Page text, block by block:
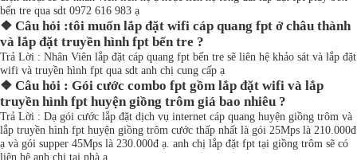
bến tre qua sdt 0972 616 983 ạ
❖ Câu hỏi :tôi muốn lắp đặt wifi cáp quang fpt ở châu thành
và lắp đặt truyền hình fpt bến tre ?
Trả Lời : Nhân Viên lắp đặt cáp quang fpt bến tre sẽ liên hệ khảo sát và lắp đặt
wifi và truyền hình fpt qua sdt anh chị cung cấp ạ
❖ Câu hỏi : Gói cước combo fpt gồm lắp đặt wifi và lắp
truyền hình fpt huyện giồng trôm giá bao nhiêu ?
Trả Lời : Dạ gói cước lắp đặt dịch vụ internet cáp quang huyện giồng trôm và
lắp truyền hình fpt huyện giồng trôm cước thấp nhất là gói 25Mps là 210.000đ
ạ và gói supper 45Mps là 230.000đ ạ. anh chị lắp đặt fpt tại giồng trôm sẽ có
liên hệ anh chị tại nhà ạ